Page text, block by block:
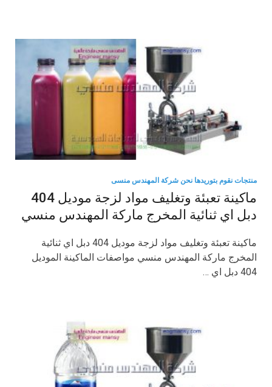
منتجات نقوم بتوريدها نحن شركة المهندس منسى
ماكينة تعبئة وتغليف مواد لزجة موديل 404
دبل اي ثنائية المخرج ماركة المهندس منسي
ماكينة تعبئة وتغليف مواد لزجة موديل 404 دبل اي ثنائية
المخرج ماركة المهندس منسي مواصفات الماكينة الموديل
404 دبل اي …